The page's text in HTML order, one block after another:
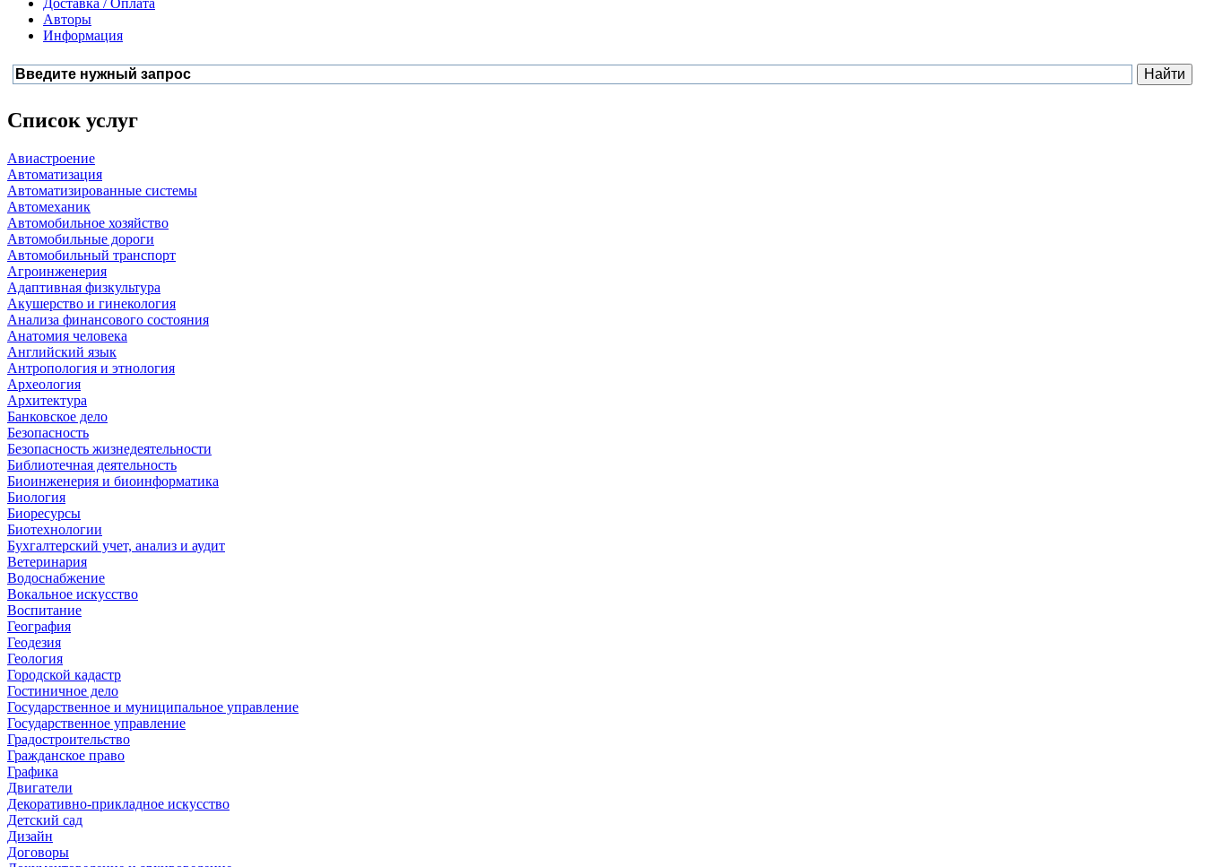
Доставка / Оплата
Авторы
Информация
Список услуг
Авиастроение
Автоматизация
Автоматизированные системы
Автомеханик
Автомобильное хозяйство
Автомобильные дороги
Автомобильный транспорт
Агроинженерия
Адаптивная физкультура
Акушерство и гинекология
Анализа финансового состояния
Анатомия человека
Английский язык
Антропология и этнология
Археология
Архитектура
Банковское дело
Безопасность
Безопасность жизнедеятельности
Библиотечная деятельность
Биоинженерия и биоинформатика
Биология
Биоресурсы
Биотехнологии
Бухгалтерский учет, анализ и аудит
Ветеринария
Водоснабжение
Вокальное искусство
Воспитание
География
Геодезия
Геология
Городской кадастр
Гостиничное дело
Государственное и муниципальное управление
Государственное управление
Градостроительство
Гражданское право
Графика
Двигатели
Декоративно-прикладное искусство
Детский сад
Дизайн
Договоры